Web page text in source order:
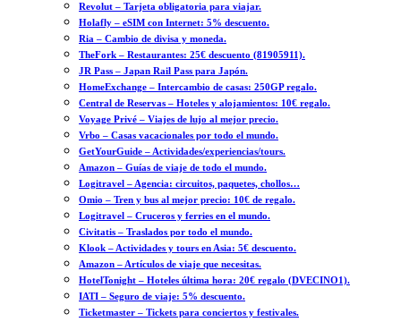
Revolut – Tarjeta obligatoria para viajar.
Holafly – eSIM con Internet: 5% descuento.
Ria – Cambio de divisa y moneda.
TheFork – Restaurantes: 25€ descuento (81905911).
JR Pass – Japan Rail Pass para Japón.
HomeExchange – Intercambio de casas: 250GP regalo.
Central de Reservas – Hoteles y alojamientos: 10€ regalo.
Voyage Privé – Viajes de lujo al mejor precio.
Vrbo – Casas vacacionales por todo el mundo.
GetYourGuide – Actividades/experiencias/tours.
Amazon – Guías de viaje de todo el mundo.
Logitravel – Agencia: circuitos, paquetes, chollos…
Omio – Tren y bus al mejor precio: 10€ de regalo.
Logitravel – Cruceros y ferries en el mundo.
Civitatis – Traslados por todo el mundo.
Klook – Actividades y tours en Asia: 5€ descuento.
Amazon – Artículos de viaje que necesitas.
HotelTonight – Hoteles última hora: 20€ regalo (DVECINO1).
IATI – Seguro de viaje: 5% descuento.
Ticketmaster – Tickets para conciertos y festivales.